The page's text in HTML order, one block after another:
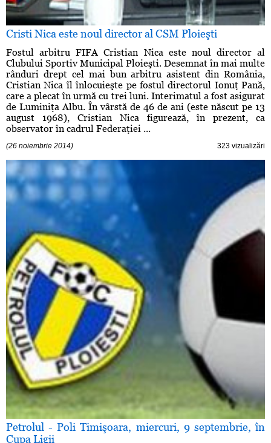
Cristi Nica este noul director al CSM Ploieşti
Fostul arbitru FIFA Cristian Nica este noul director al
Clubului Sportiv Municipal Ploieşti. Desemnat în mai multe
rânduri drept cel mai bun arbitru asistent din România,
Cristian Nica îl înlocuieşte pe fostul directorul Ionuţ Pană,
care a plecat în urmă cu trei luni. Interimatul a fost asigurat
de Luminiţa Albu. În vârstă de 46 de ani (este născut pe 13
august 1968), Cristian Nica figurează, în prezent, ca
observator în cadrul Federaţiei ...
(26 noiembrie 2014) 323 vizualizări
Petrolul - Poli Timişoara, miercuri, 9 septembrie, în
Cupa Ligii